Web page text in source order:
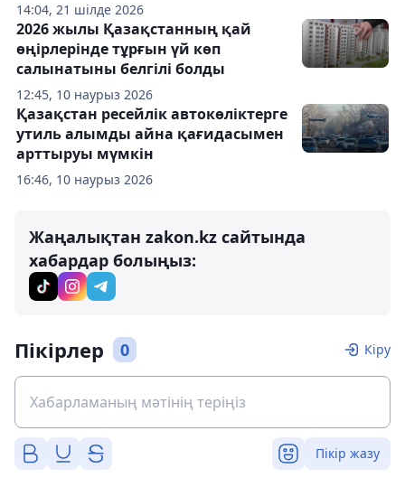
14:04, 21 шілде 2026
12:45, 10 наурыз 2026
2026 жылы Қазақстанның қай
өңірлерінде тұрғын үй көп
салынатыны белгілі болды
16:46, 10 наурыз 2026
Қазақстан ресейлік автокөліктерге
утиль алымды айна қағидасымен
арттыруы мүмкін
Жаңалықтан zakon.kz сайтында
хабардар болыңыз:
Пікірлер 0 Кіру
Пікір жазу